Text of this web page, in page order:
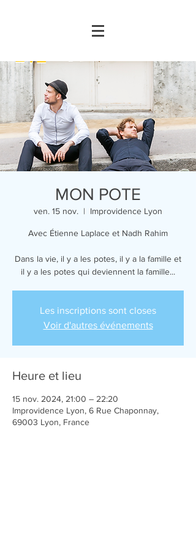
MON POTE
ven. 15 nov.
  |
Improvidence Lyon
Avec Étienne Laplace et Nadh Rahim
Dans la vie, il y a les potes, il y a la famille et
il y a les potes qui deviennent la famille...
Les inscriptions sont closes
Voir d'autres événements
Heure et lieu
15 nov. 2024, 21:00 – 22:20
Improvidence Lyon, 6 Rue Chaponnay,
69003 Lyon, France